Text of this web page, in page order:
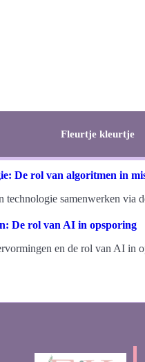
Fleurtje kleurtje
De rol van algoritmen in
technologie samenwerken via
De rol van AI in opsporing
en de rol van AI in